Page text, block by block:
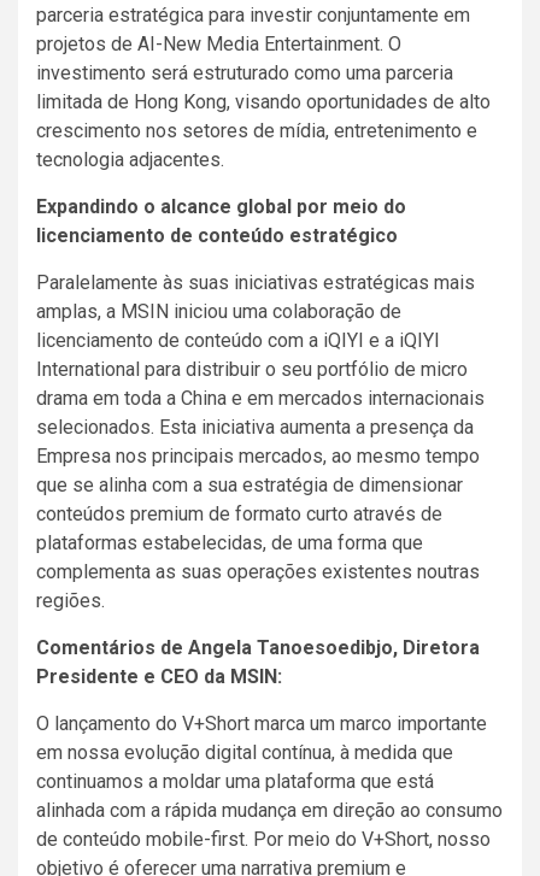
parceria estratégica para investir conjuntamente em
projetos de AI-New Media Entertainment. O
investimento será estruturado como uma parceria
limitada de Hong Kong, visando oportunidades de alto
crescimento nos setores de mídia, entretenimento e
tecnologia adjacentes.
Expandindo o alcance global por meio do
licenciamento de conteúdo estratégico
Paralelamente às suas iniciativas estratégicas mais
amplas, a MSIN iniciou uma colaboração de
licenciamento de conteúdo com a iQIYI e a iQIYI
International para distribuir o seu portfólio de micro
drama em toda a China e em mercados internacionais
selecionados. Esta iniciativa aumenta a presença da
Empresa nos principais mercados, ao mesmo tempo
que se alinha com a sua estratégia de dimensionar
conteúdos premium de formato curto através de
plataformas estabelecidas, de uma forma que
complementa as suas operações existentes noutras
regiões.
Comentários de Angela Tanoesoedibjo, Diretora
Presidente e CEO da MSIN:
O lançamento do V+Short marca um marco importante
em nossa evolução digital contínua, à medida que
continuamos a moldar uma plataforma que está
alinhada com a rápida mudança em direção ao consumo
de conteúdo mobile-first. Por meio do V+Short, nosso
objetivo é oferecer uma narrativa premium e